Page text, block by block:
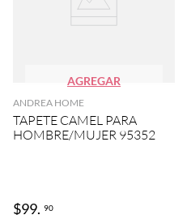
AGREGAR
ANDREA HOME
TAPETE CAMEL PARA
HOMBRE/MUJER 95352
$99. 90